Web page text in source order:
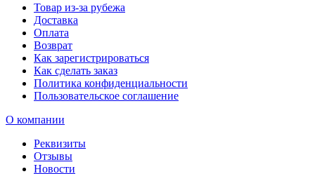
Товар из-за рубежа
Доставка
Оплата
Возврат
Как зарегистрироваться
Как сделать заказ
Политика конфиденциальности
Пользовательское соглашение
О компании
Реквизиты
Отзывы
Новости